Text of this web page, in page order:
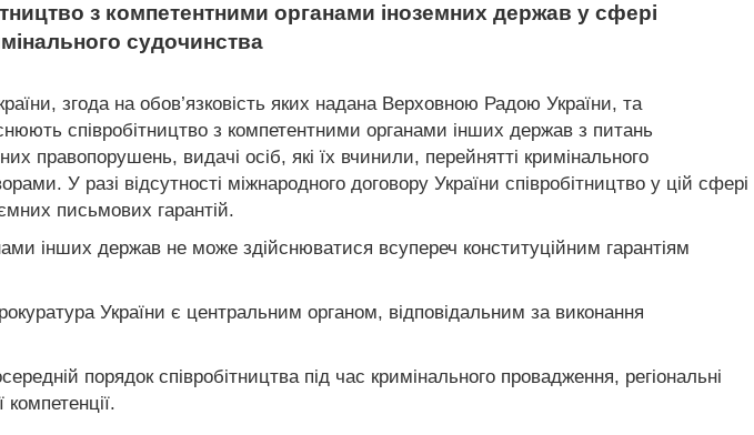
з компетентними органами іноземних держав у сфері
судочинства
згода на обов’язковість яких надана Верховною Радою України, та
співробітництво з компетентними органами інших держав з питань
правопорушень, видачі осіб, які їх вчинили, перейнятті кримінального
У разі відсутності міжнародного договору України співробітництво у цій сфері
письмових гарантій.
інших держав не може здійснюватися всупереч конституційним гарантіям
України є центральним органом, відповідальним за виконання
порядок співробітництва під час кримінального провадження, регіональні